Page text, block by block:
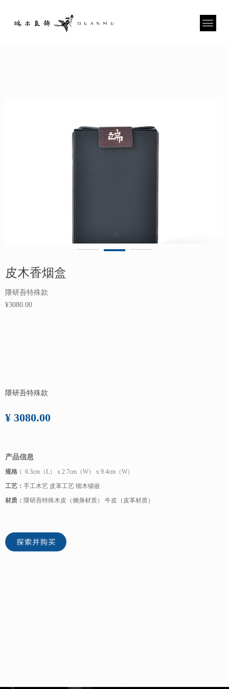
皮木香烟盒
隈研吾特殊款
¥3080.00
隈研吾特殊款
¥ 3080.00
产品信息
规格： 6.3cm（L） x 2.7cm（W） x 9.4cm（W）
工艺： 手工木艺 皮革工艺 细木镶嵌
材质： 隈研吾特殊木皮（侧身材质） 牛皮（皮革材质）